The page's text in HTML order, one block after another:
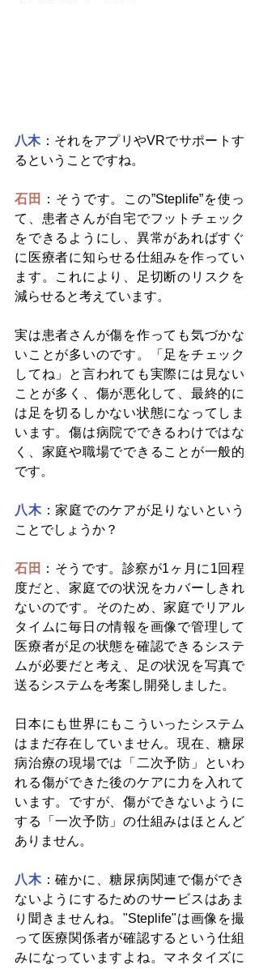
八木：それをアプリやVRでサポートす
るということですね。
石田
：そうです。この”Steplife”を使っ
て、患者さんが自宅でフットチェック
をできるようにし、異常があればすぐ
に医療者に知らせる仕組みを作ってい
ます。これにより、足切断のリスクを
減らせると考えています。
実は患者さんが傷を作っても気づかな
いことが多いのです。「足をチェック
してね」と言われても実際には見ない
ことが多く、傷が悪化して、最終的に
は足を切るしかない状態になってしま
います。傷は病院でできるわけではな
く、家庭や職場でできることが一般的
です。
八木：家庭でのケアが足りないという
ことでしょうか？
石田 ：そうです。診察が1ヶ月に1回程
度だと、家庭での状況をカバーしきれ
ないのです。そのため、家庭でリアル
タイムに毎日の情報を画像で管理して
医療者が足の状態を確認できるシステ
ムが必要だと考え、足の状況を写真で
送るシステムを考案し開発しました。
日本にも世界にもこういったシステム
はまだ存在していません。現在、糖尿
病治療の現場では「二次予防」といわ
れる傷ができた後のケアに力を入れて
います。ですが、傷ができないように
する「一次予防」の仕組みはほとんど
ありません。
八木：確かに、糖尿病関連で傷ができ
ないようにするためのサービスはあま
り聞きませんね。"Steplife"は画像を撮
って医療関係者が確認するという仕組
みになっていますよね。マネタイズに